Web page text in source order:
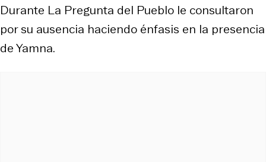
Durante La Pregunta del Pueblo le consultaron
por su ausencia haciendo énfasis en la presencia
de Yamna.